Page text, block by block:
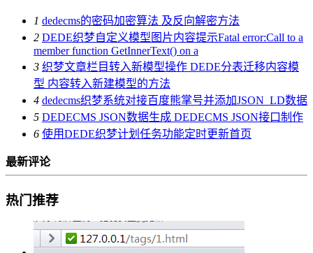
1 dedecms的密码加密算法 及反向解密方法
2 DEDE织梦自定义模型图片内容提示Fatal error:Call to a
member function GetInnerText() on a
3 织梦文章栏目转入新模型操作 DEDE分表迁移内容模
型 内容转入新建模型的方法
4 dedecms织梦系统对接百度熊掌号并添加JSON_LD数据
5 DEDECMS JSON数据生成 DEDECMS JSON接口制作
6 使用DEDE织梦计划任务功能定时更新首页
最新评论
热门推荐